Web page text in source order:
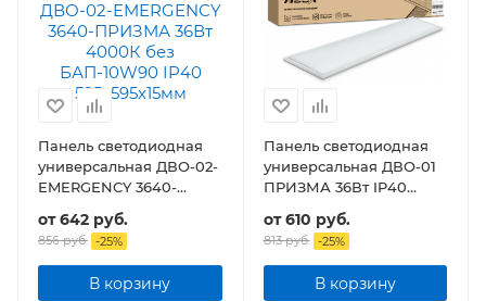
Панель светодиодная
универсальная ДВО-02-
EMERGENCY 3640-
БАП-10W90 IP40
595х595x15мм
от642 руб.
856 руб. -25%
В корзину
Панель светодиодная
универсальная ДВО-01
ПРИЗМА 36Вт IP40
от610 руб.
813 руб. -25%
В корзину